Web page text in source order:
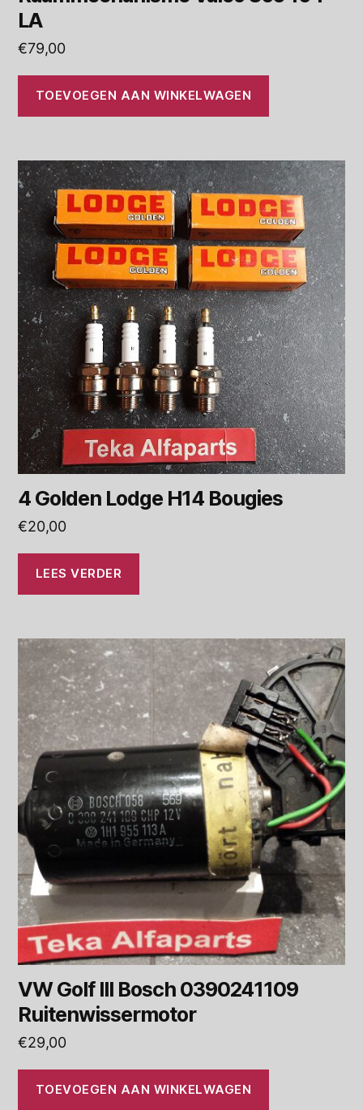
LA
€79,00
TOEVOEGEN AAN WINKELWAGEN
4 Golden Lodge H14 Bougies
€20,00
LEES VERDER
VW Golf III Bosch 0390241109
Ruitenwissermotor
€29,00
TOEVOEGEN AAN WINKELWAGEN